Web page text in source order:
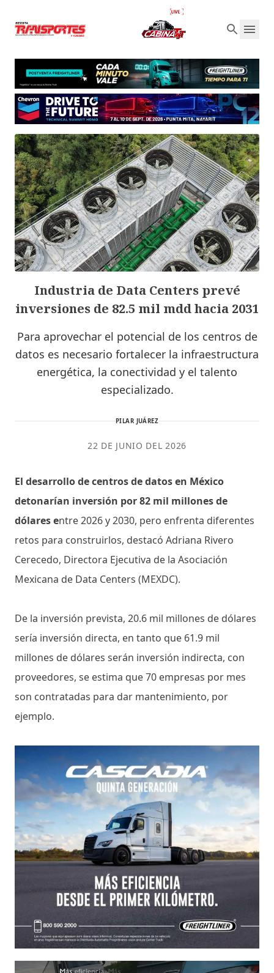
Industria de Data Centers prevé
inversiones de 82.5 mil mdd hacia 2031
Para aprovechar el potencial de los centros de
datos es necesario fortalecer la infraestructura
energética, la conectividad y el talento
especializado.
PILAR JUÁREZ
22 DE JUNIO DEL 2026
El desarrollo de centros de datos en México
detonarían inversión por 82 mil millones de
dólares entre 2026 y 2030, pero enfrenta diferentes
retos para construirlos, destacó Adriana Rivero
Cerecedo, Directora Ejecutiva de la Asociación
Mexicana de Data Centers (MEXDC).
De la inversión prevista, 20.6 mil millones de dólares
sería inversión directa, en tanto que 61.9 mil
millones de dólares serán inversión indirecta, con
proveedores, se estima que 70 empresas por mes
son contratadas para dar mantenimiento, por
ejemplo.